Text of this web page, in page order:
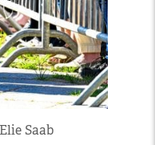
Saab